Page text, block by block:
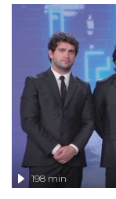
'90 e il 2000 che,
libertà. Lo speciale
Firenze, le cui
groviglio di dubbi
l'intervista inedita a
198 min